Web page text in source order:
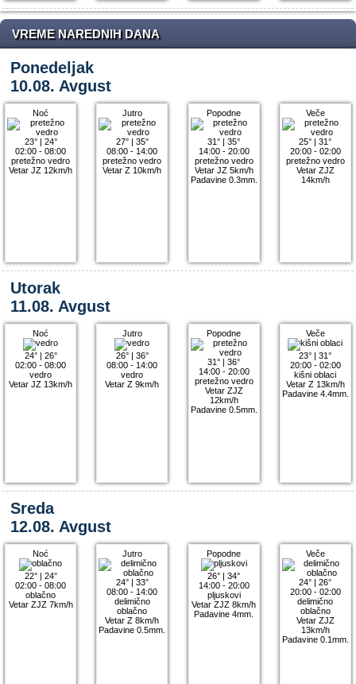
VREME NAREDNIH DANA
Ponedeljak
10.08. Avgust
Noć
23°| 24°
02:00 - 08:00
pretežno vedro
Vetar JZ 12km/h
Jutro
27°| 35°
08:00 - 14:00
pretežno vedro
Vetar Z 10km/h
Popodne
31° |35°
14:00 - 20:00
pretežno vedro
Vetar JZ 5km/h
Padavine 0.3mm.
Veče
25° |31°
20:00 - 02:00
pretežno vedro
Vetar ZJZ
14km/h
Utorak
11.08. Avgust
Noć
24°| 26°
02:00 - 08:00
vedro
Vetar JZ 13km/h
Jutro
26°| 36°
08:00 - 14:00
vedro
Vetar Z 9km/h
Popodne
31° |36°
14:00 - 20:00
pretežno vedro
Vetar ZJZ
12km/h
Padavine 0.5mm.
Veče
23° |31°
20:00 - 02:00
kišni oblaci
Vetar Z 13km/h
Padavine 4.4mm.
Sreda
12.08. Avgust
Noć
22°| 24°
02:00 - 08:00
oblačno
Vetar ZJZ 7km/h
Jutro
24°| 33°
08:00 - 14:00
delimično
oblačno
Vetar Z 8km/h
Padavine 0.5mm.
Popodne
26° |34°
14:00 - 20:00
pljuskovi
Vetar ZJZ 8km/h
Padavine 4mm.
Veče
24° |26°
20:00 - 02:00
delimično
oblačno
Vetar ZJZ
13km/h
Padavine 0.1mm.